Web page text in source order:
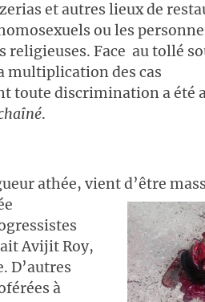
et autres lieux de
ou les
religieuses. Face au tollé
multiplication des cas
toute discrimination a été
.
athée, vient d’être
Avijit Roy,
D’autres
à